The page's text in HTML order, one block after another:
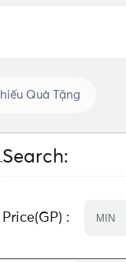
Quà Tặng
Search:
Price(GP) :